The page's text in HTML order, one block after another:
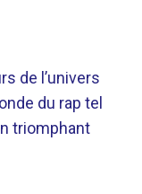
de l’univers
du rap tel
triomphant